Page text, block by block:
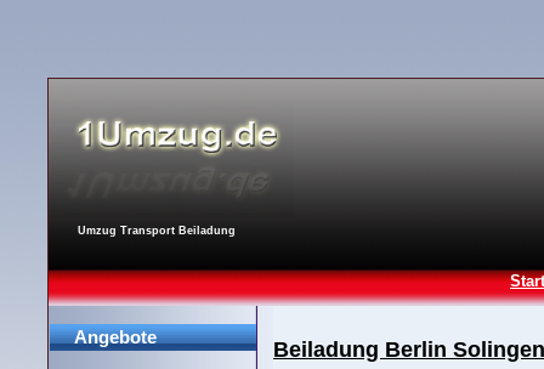
Umzug Transport Beiladung
Beiladung Berlin Solingen
Angebote